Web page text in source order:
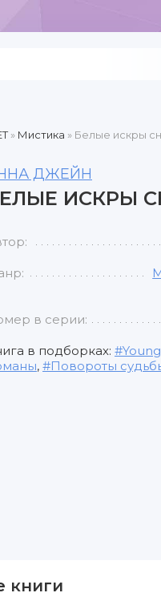
» Мистика » Белые искры
ДЖЕЙН
ИСКРЫ
в серии:
в подборках:
, Повороты
книги